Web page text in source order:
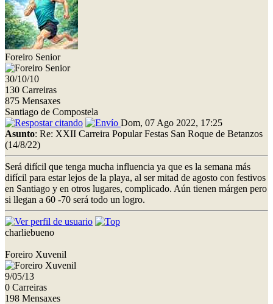
Foreiro Senior
30/10/10
130 Carreiras
875 Mensaxes
Santiago de Compostela
Dom, 07 Ago 2022, 17:25
Asunto: Re: XXII Carreira Popular Festas San Roque de Betanzos
(14/8/22)
Será difícil que tenga mucha influencia ya que es la semana más
difícil para estar lejos de la playa, al ser mitad de agosto con festivos
en Santiago y en otros lugares, complicado. Aún tienen márgen pero
si llegan a 60 -70 será todo un logro.
charliebueno
Foreiro Xuvenil
9/05/13
0 Carreiras
198 Mensaxes